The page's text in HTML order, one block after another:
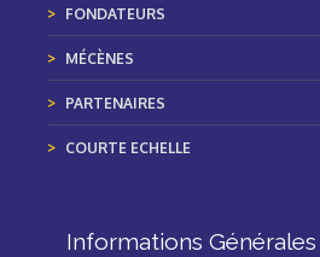
FONDATEURS
MÉCÈNES
PARTENAIRES
COURTE ECHELLE
Informations Générales